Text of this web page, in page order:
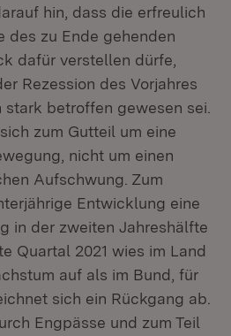
hin, dass die erfreulich
des zu Ende gehenden
dafür verstellen dürfe,
Rezession des Vorjahres
betroffen gewesen sei.
zum Gutteil um eine
nicht um einen
Aufschwung. Zum
Entwicklung eine
in der zweiten Jahreshälfte
Quartal 2021 wies im Land
auf als im Bund, für
sich ein Rückgang ab.
Engpässe und zum Teil